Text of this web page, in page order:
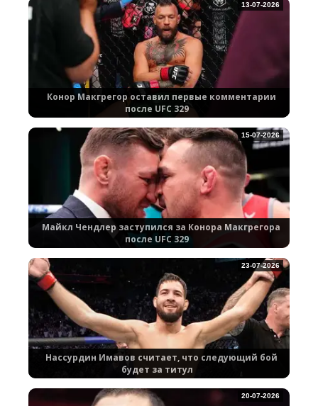
Конор Макгрегор оставил первые комментарии
после UFC 329
13-07-2026
Майкл Чендлер заступился за Конора Макгрегора
после UFC 329
15-07-2026
Нассурдин Имавов считает, что следующий бой
будет за титул
23-07-2026
20-07-2026